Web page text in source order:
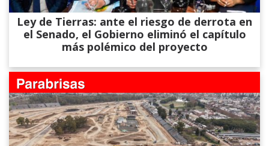
Ley de Tierras: ante el riesgo de derrota en
el Senado, el Gobierno eliminó el capítulo
más polémico del proyecto